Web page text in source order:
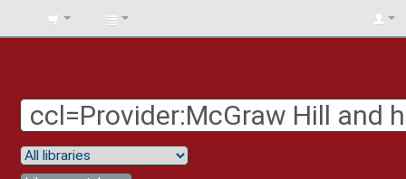
BIBLIOTECA